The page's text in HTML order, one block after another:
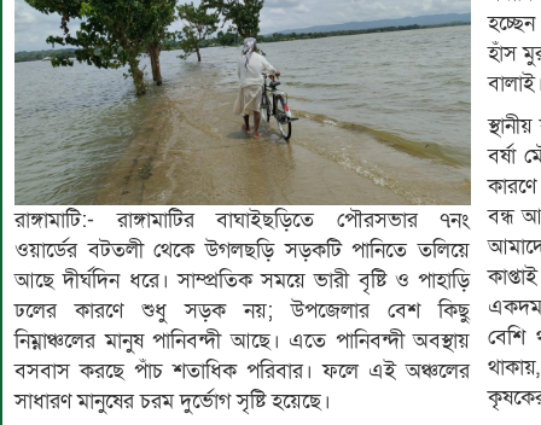
রাঙ্গামাটি:- রাঙ্গামাটির বাঘাইছড়িতে পৌরসভার ৭নং
ওয়ার্ডের বটতলী থেকে উগলছড়ি সড়কটি পানিতে তলিয়ে
আছে দীর্ঘদিন ধরে। সাম্প্রতিক সময়ে ভারী বৃষ্টি ও পাহাড়ি
ঢলের কারণে শুধু সড়ক নয়; উপজেলার বেশ কিছু
নিম্নাঞ্চলের মানুষ পানিবন্দী আছে। এতে পানিবন্দী অবস্থায়
বসবাস করছে পাঁচ শতাধিক পরিবার। ফলে এই অঞ্চলের
সাধারণ মানুষের চরম দুর্ভোগ সৃষ্টি হয়েছে।
হাঁস
বর্ষা
বন্ধ
একদম
বেশি